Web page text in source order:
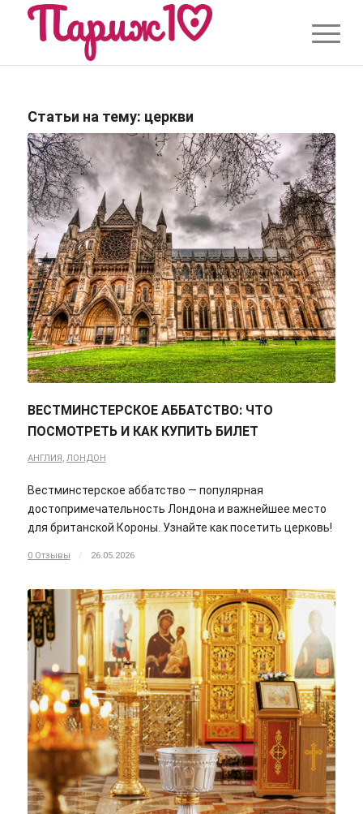
Статьи на тему: церкви
ВЕСТМИНСТЕРСКОЕ АББАТСТВО: ЧТО
ПОСМОТРЕТЬ И КАК КУПИТЬ БИЛЕТ
АНГЛИЯ, ЛОНДОН
Вестминстерское аббатство — популярная
достопримечательность Лондона и важнейшее место
для британской Короны. Узнайте как посетить церковь!
0 Отзывы / 26.05.2026